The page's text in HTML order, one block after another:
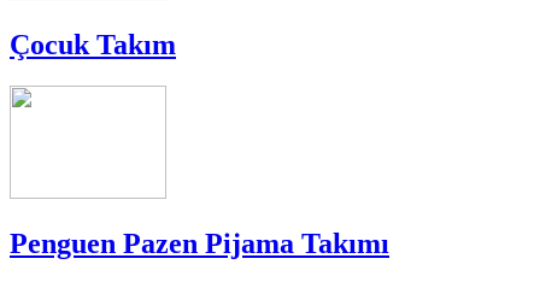
Çocuk Takım
Penguen Pazen Pijama Takımı